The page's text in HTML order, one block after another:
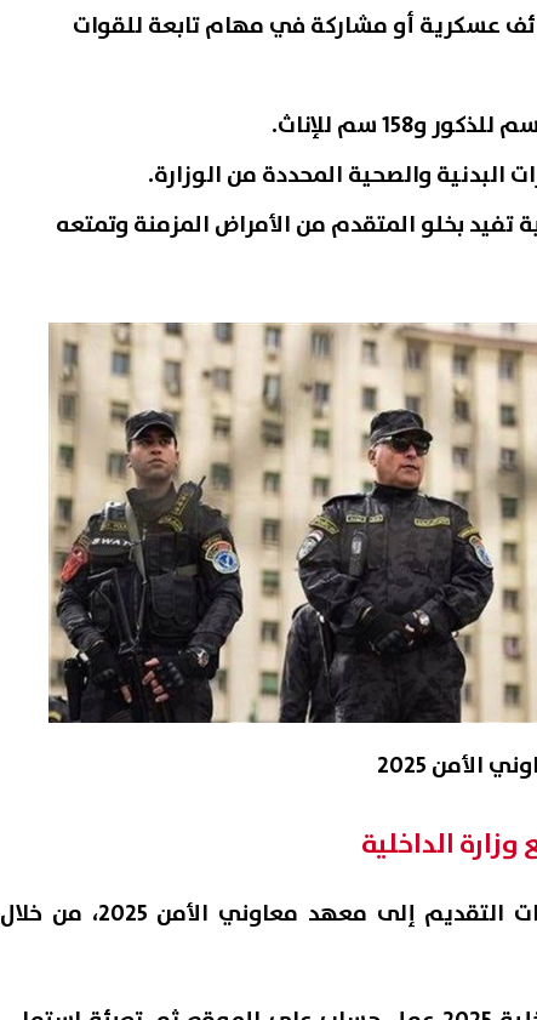
عسكرية أو مشاركة في مهام تابعة للقوات
البدنية والصحية المحددة من الوزارة.
بخلو المتقدم من الأمراض المزمنة وتمتعه
2025
الداخلية
نرصد في هذا التقرير خطوات التقديم إلى معهد معاوني الأمن 2025، من خلال